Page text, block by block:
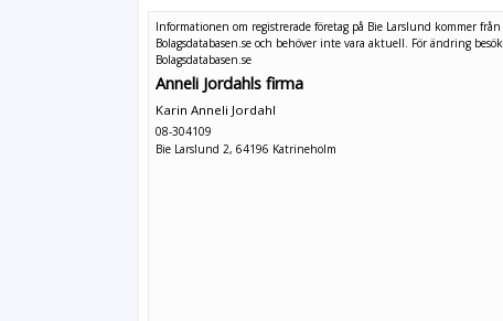
Informationen om registrerade företag på Bie Larslund kommer från
Bolagsdatabasen.se och behöver inte vara aktuell. För ändring besök
Bolagsdatabasen.se
Anneli Jordahls firma
Karin Anneli Jordahl
08-304109
Bie Larslund 2, 64196 Katrineholm